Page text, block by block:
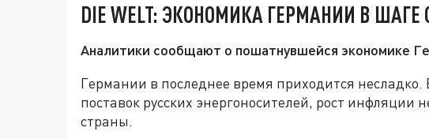
DIE WELT: ЭКОНОМИКА ГЕРМАНИИ В
Аналитики сообщают о пошатнувшейся экономике
Германии в последнее время приходится
поставок русских энергоносителей, рост инфляции
страны.